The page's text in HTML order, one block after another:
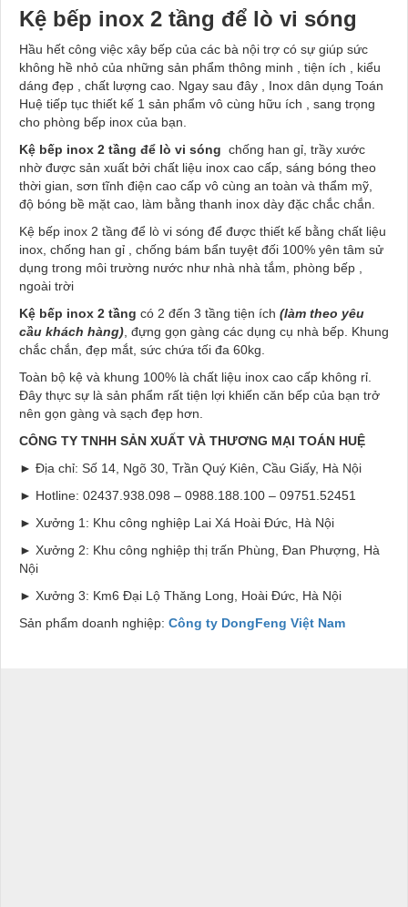
Kệ bếp inox 2 tầng để lò vi sóng
Hầu hết công việc xây bếp của các bà nội trợ có sự giúp sức
không hề nhỏ của những sản phẩm thông minh , tiện ích , kiểu
dáng đẹp , chất lượng cao. Ngay sau đây , Inox dân dụng Toán
Huệ tiếp tục thiết kế 1 sản phẩm vô cùng hữu ích , sang trọng
cho phòng bếp inox của bạn.
Kệ bếp inox 2 tầng để lò vi sóng chống han gỉ, trầy xước
nhờ được sản xuất bởi chất liệu inox cao cấp, sáng bóng theo
thời gian, sơn tĩnh điện cao cấp vô cùng an toàn và thẩm mỹ,
độ bóng bề mặt cao, làm bằng thanh inox dày đặc chắc chắn.
Kệ bếp inox 2 tầng để lò vi sóng để được thiết kế bằng chất liệu
inox, chống han gỉ , chống bám bẩn tuyệt đối 100% yên tâm sử
dụng trong môi trường nước như nhà nhà tắm, phòng bếp ,
ngoài trời
Kệ bếp inox 2 tầng có 2 đến 3 tầng tiện ích (làm theo yêu
cầu khách hàng) , đựng gọn gàng các dụng cụ nhà bếp. Khung
chắc chắn, đẹp mắt, sức chứa tối đa 60kg.
Toàn bộ kệ và khung 100% là chất liệu inox cao cấp không rỉ.
Đây thực sự là sản phẩm rất tiện lợi khiến căn bếp của bạn trở
nên gọn gàng và sạch đẹp hơn.
CÔNG TY TNHH SẢN XUẤT VÀ THƯƠNG MẠI TOÁN HUỆ
► Địa chỉ: Số 14, Ngõ 30, Trần Quý Kiên, Cầu Giấy, Hà Nội
► Hotline: 02437.938.098 – 0988.188.100 – 09751.52451
► Xưởng 1: Khu công nghiệp Lai Xá Hoài Đức, Hà Nội
► Xưởng 2: Khu công nghiệp thị trấn Phùng, Đan Phượng, Hà
Nội
► Xưởng 3: Km6 Đại Lộ Thăng Long, Hoài Đức, Hà Nội
Sản phẩm doanh nghiệp: Công ty DongFeng Việt Nam